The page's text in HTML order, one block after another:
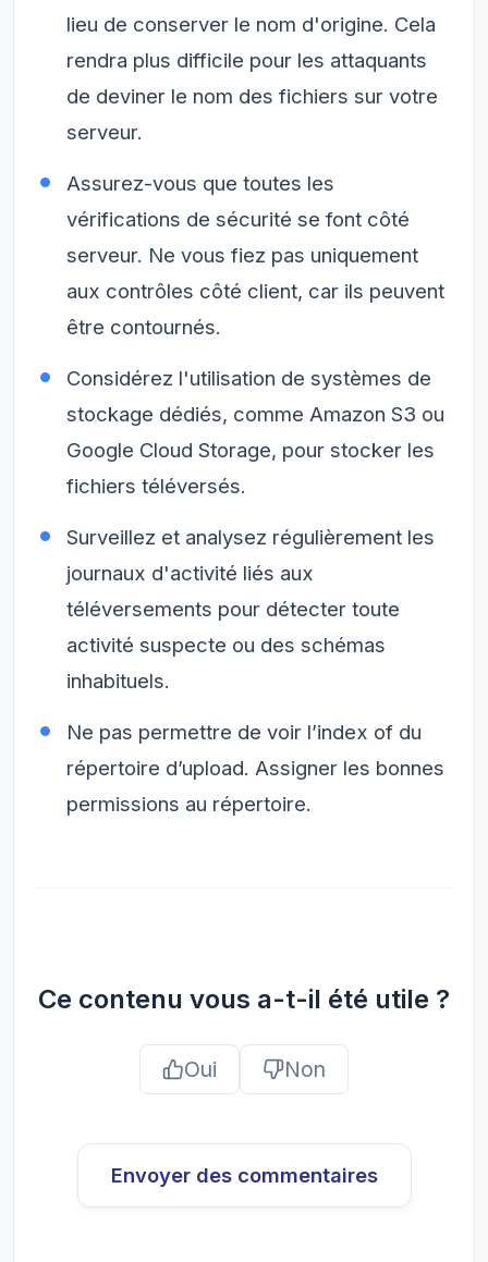
lieu de conserver le nom d'origine. Cela
rendra plus difficile pour les attaquants
de deviner le nom des fichiers sur votre
serveur.
Assurez-vous que toutes les
vérifications de sécurité se font côté
serveur. Ne vous fiez pas uniquement
aux contrôles côté client, car ils peuvent
être contournés.
Considérez l'utilisation de systèmes de
stockage dédiés, comme Amazon S3 ou
Google Cloud Storage, pour stocker les
fichiers téléversés.
Surveillez et analysez régulièrement les
journaux d'activité liés aux
téléversements pour détecter toute
activité suspecte ou des schémas
inhabituels.
Ne pas permettre de voir l’index of du
répertoire d’upload. Assigner les bonnes
permissions au répertoire.
Ce contenu vous a-t-il été utile ?
Oui Non
Envoyer des commentaires